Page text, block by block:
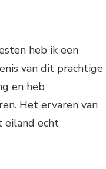
heb ik een
van dit prachtige
en heb
Het ervaren van
eiland echt